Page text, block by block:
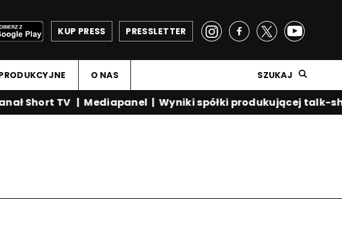
PRESSLETTER
KUP PRESS
O NAS SZUKAJ
Short TV |Mediapanel|Wyniki spółki produkującej talk-